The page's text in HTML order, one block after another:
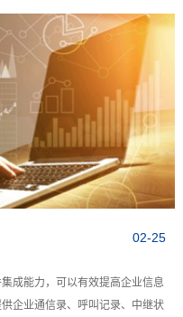
02-25
能力，可以有效提高企业信息
企业通信录、呼叫记录、中继状